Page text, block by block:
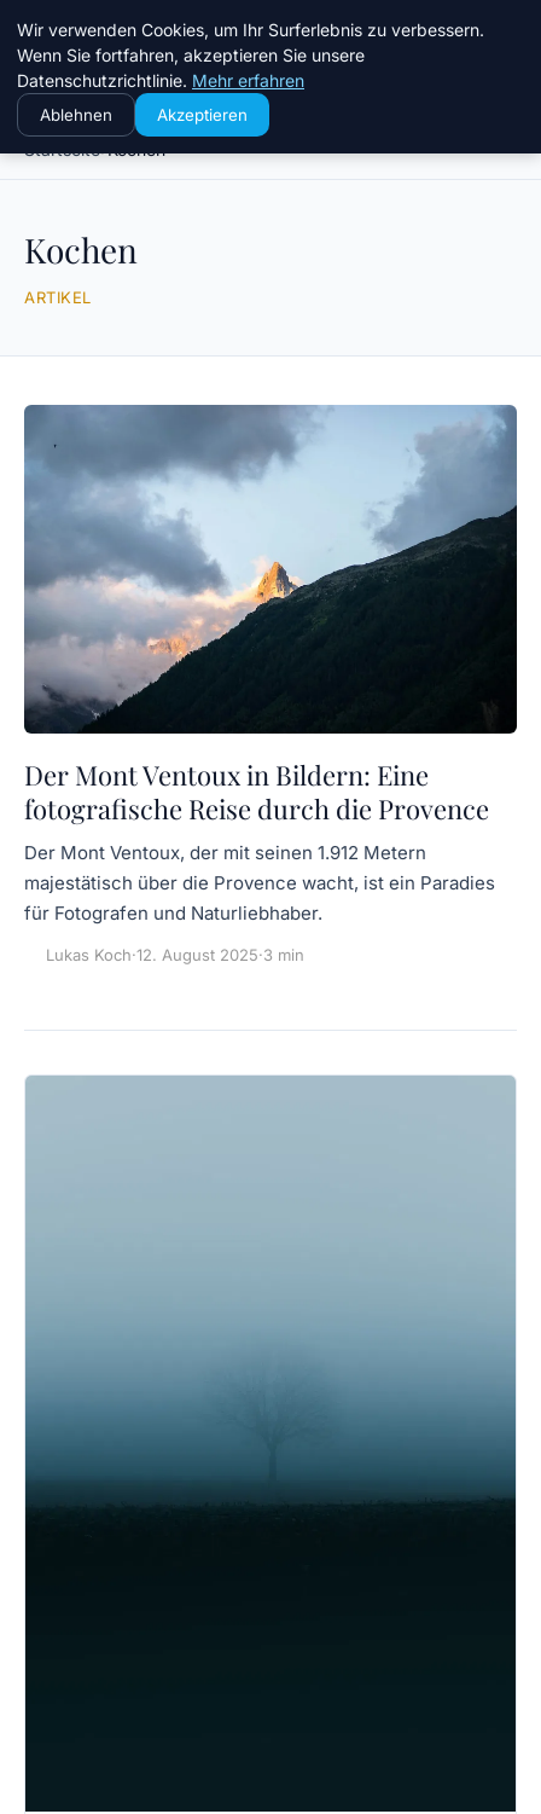
Chinavisum24
Startseite Kochen
Kochen
ARTIKEL
Der Mont Ventoux in Bildern: Eine
fotografische Reise durch die Provence
Der Mont Ventoux, der mit seinen 1.912 Metern
majestätisch über die Provence wacht, ist ein Paradies
für Fotografen und Naturliebhaber.
Lukas Koch·12. August 2025·3 min
Wir verwenden Cookies, um Ihr Surferlebnis zu verbessern.
Wenn Sie fortfahren, akzeptieren Sie unsere
Datenschutzrichtlinie. Mehr erfahren
Ablehnen Akzeptieren